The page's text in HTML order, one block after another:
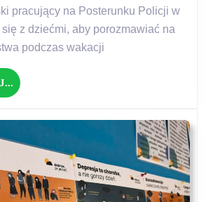
pracujący na Posterunku Policji w
się z dziećmi, aby porozmawiać na
podczas wakacji
ZOBACZ
WIĘCEJ...